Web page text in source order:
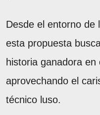
Desde el entorno de
esta propuesta
historia ganadora
aprovechando el
técnico luso.